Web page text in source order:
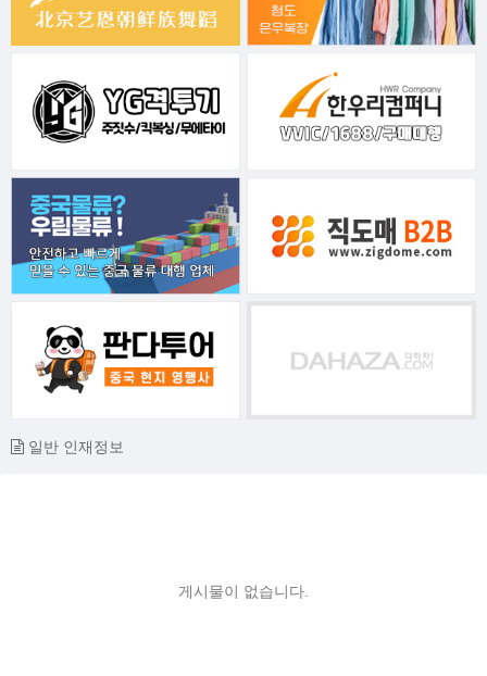
일반 인재정보
게시물이 없습니다.